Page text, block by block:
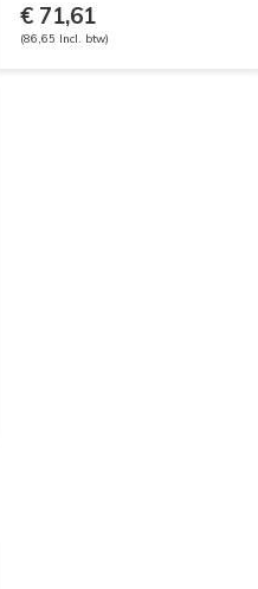
€ 71,61
(86,65 Incl. btw)